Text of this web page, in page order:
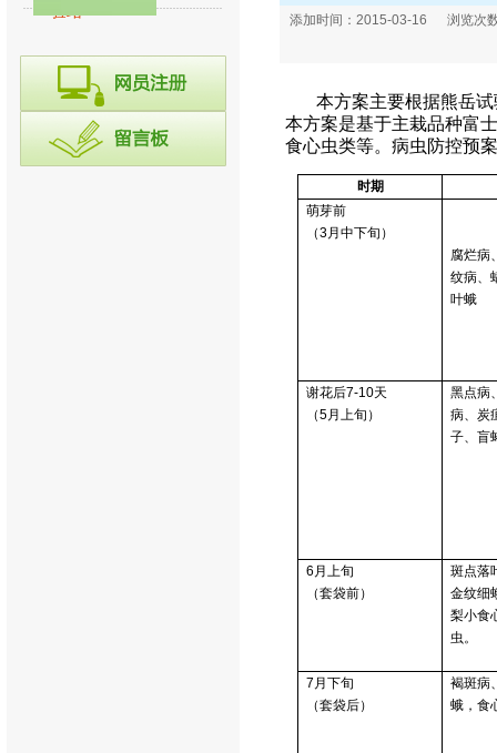
添加时间：2015-03-16 浏览次
本方案主要根据熊岳
本方案是基于主栽品种富
食心虫类等。病虫防控预
时期
萌芽前
（3月中下旬）
腐烂病
纹病、
叶蛾
谢花后7-10天
（5月上旬）
黑点病
病、炭
子、盲
6 月上旬
（套袋前）
斑点落
金纹细
梨小食
虫。
7 月下旬
（套袋后）
褐斑病
蛾，食